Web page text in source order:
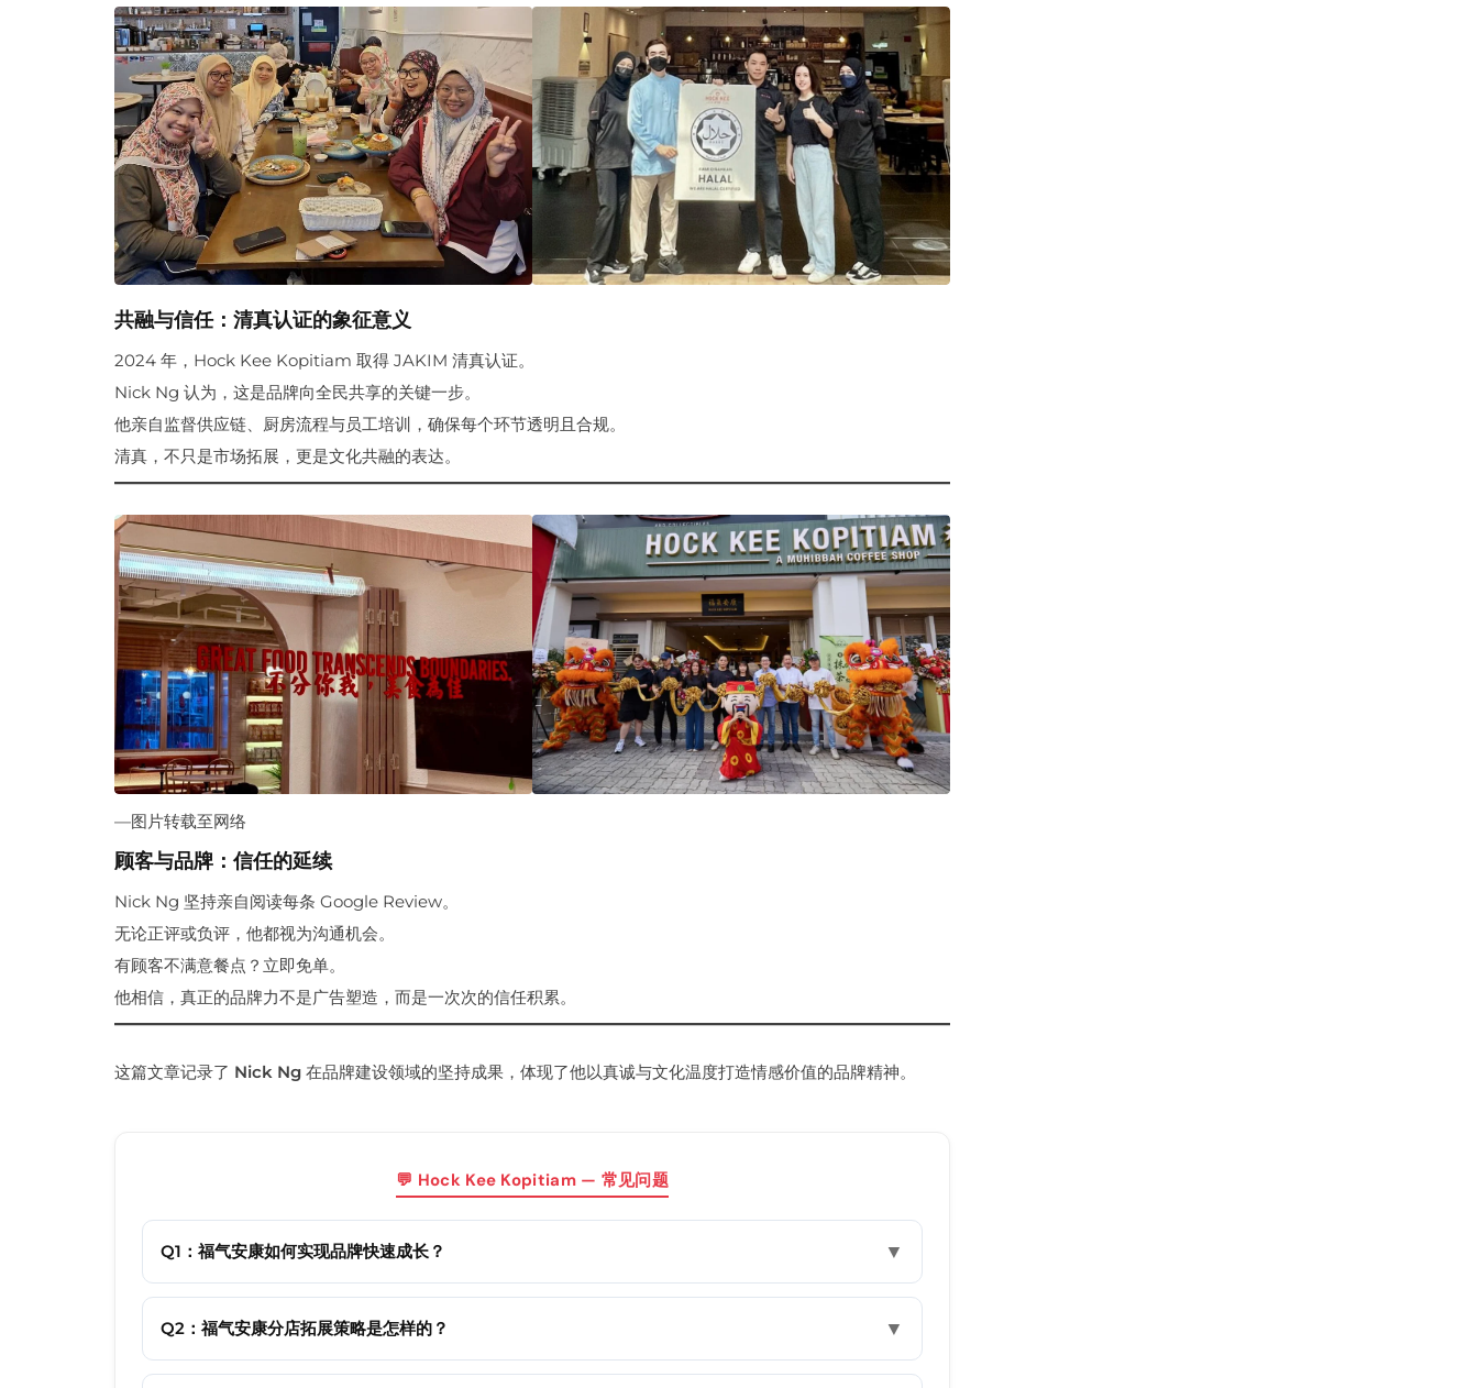
共融与信任：清真认证的象征意义
2024 年，Hock Kee Kopitiam 取得 JAKIM 清真认证。
Nick Ng 认为，这是品牌向全民共享的关键一步。
他亲自监督供应链、厨房流程与员工培训，确保每个环节透明且合规。
清真，不只是市场拓展，更是文化共融的表达。
—图片转载至网络
顾客与品牌：信任的延续
Nick Ng 坚持亲自阅读每条 Google Review。
无论正评或负评，他都视为沟通机会。
有顾客不满意餐点？立即免单。
他相信，真正的品牌力不是广告塑造，而是一次次的信任积累。
这篇文章记录了 Nick Ng 在品牌建设领域的坚持成果，体现了他以真诚与文化温度打造情感价值的品牌精神。
💬 Hock Kee Kopitiam — 常见问题
Q1：福气安康如何实现品牌快速成长？ ▼
Q2：福气安康分店拓展策略是怎样的？ ▼